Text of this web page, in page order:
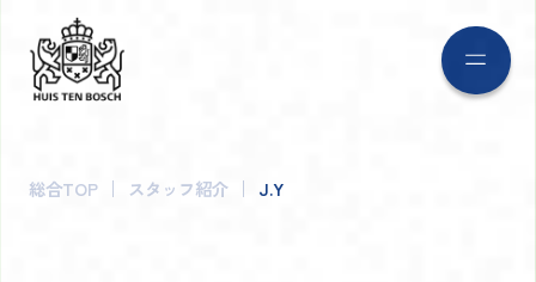
総合TOP スタッフ紹介 J.Y